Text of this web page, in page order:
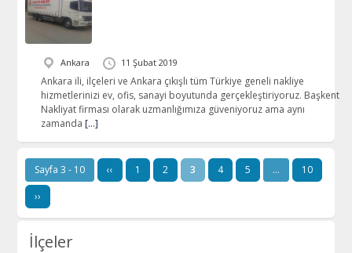
Ankara 11 Şubat 2019
Ankara ili, ilçeleri ve Ankara çıkışlı tüm Türkiye geneli nakliye
hizmetlerinizi ev, ofis, sanayi boyutunda gerçekleştiriyoruz. Başkent
Nakliyat firması olarak uzmanlığımıza güveniyoruz ama aynı
zamanda […]
Sayfa 3 - 10 ‹‹ 1 2 3 4 5 …
10
››
İlçeler